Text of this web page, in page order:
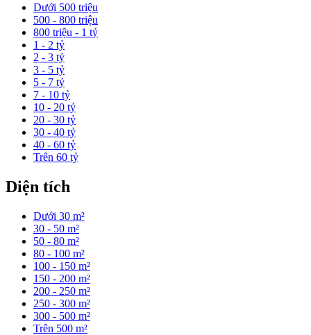
Dưới 500 triệu
500 - 800 triệu
800 triệu - 1 tỷ
1 - 2 tỷ
2 - 3 tỷ
3 - 5 tỷ
5 - 7 tỷ
7 - 10 tỷ
10 - 20 tỷ
20 - 30 tỷ
30 - 40 tỷ
40 - 60 tỷ
Trên 60 tỷ
Diện tích
Dưới 30 m²
30 - 50 m²
50 - 80 m²
80 - 100 m²
100 - 150 m²
150 - 200 m²
200 - 250 m²
250 - 300 m²
300 - 500 m²
Trên 500 m²